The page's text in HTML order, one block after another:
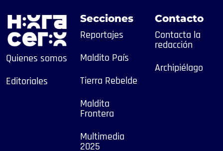
Quienes somos
Editoriales
Secciones
Reportajes
Maldito País
Tierra Rebelde
Maldita
Frontera
Multimedia
2025
Contacto
Contacta la
redacción
Archipiélago